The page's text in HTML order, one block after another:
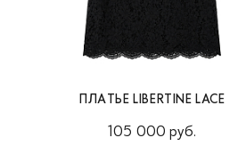
ПЛАТЬЕ LIBERTINE LACE
105 000 руб.